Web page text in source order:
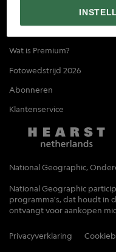
Wat is Premium?
Fotowedstrijd 2026
Abonneren
Klantenservice
National Geographic,
National Geographic
programma's, dat houdt in
ontvangt voor aankopen
Privacyverklaring